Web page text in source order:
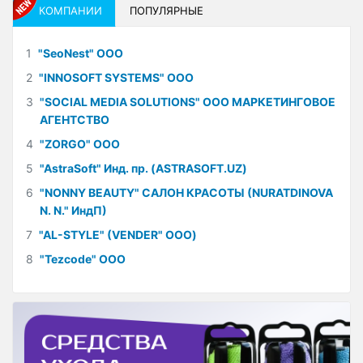
КОМПАНИИ ПОПУЛЯРНЫЕ
1 "SeoNest" ООО
2 "INNOSOFT SYSTEMS" ООО
3 "SOCIAL MEDIA SOLUTIONS" ООО МАРКЕТИНГОВОЕ
АГЕНТСТВО
4 "ZORGO" ООО
5 "AstraSoft" Инд. пр. (ASTRASOFT.UZ)
6 "NONNY BEAUTY" САЛОН КРАСОТЫ (NURATDINOVA
N. N." ИндП)
7 "AL-STYLE" (VENDER" ООО)
8 "Tezcode" ООО